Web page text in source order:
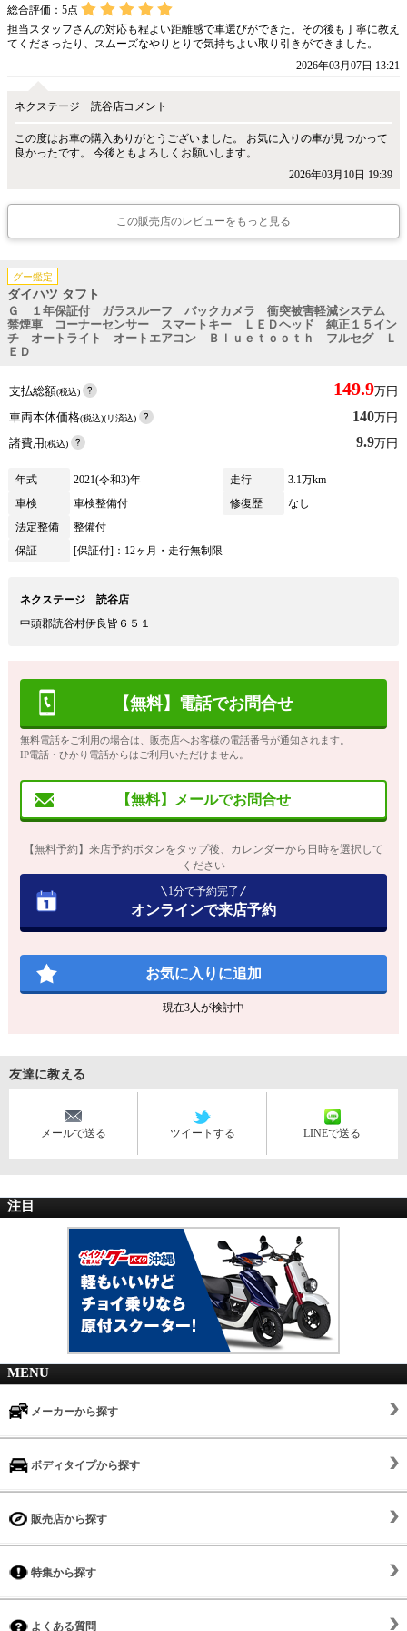
総合評価： 5点
担当スタッフさんの対応も程よい距離感で車選びができた。その後も丁寧に教え
てくださったり、スムーズなやりとりで気持ちよい取り引きができました。
2026年03月07日 13:21
ネクステージ 読谷店コメント
この度はお車の購入ありがとうございました。 お気に入りの車が見つかって
良かったです。 今後ともよろしくお願いします。
2026年03月10日 19:39
この販売店のレビューをもっと見る
グー鑑定
ダイハツ タフト
Ｇ １年保証付 ガラスルーフ バックカメラ 衝突被害軽減システム
禁煙車 コーナーセンサー スマートキー ＬＥＤヘッド 純正１５イン
チ オートライト オートエアコン Ｂｌｕｅｔｏｏｔｈ フルセグ Ｌ
ＥＤ
支払総額(税込) 149.9万円
車両本体価格(税込)(リ済込) 140万円
諸費用(税込) 9.9万円
年式 2021(令和3)年 走行
3.1万km
車検
車検整備付 修復歴
なし
法定整備
整備付
保証
[保証付]：12ヶ月・走行無制限
ネクステージ 読谷店
中頭郡読谷村伊良皆６５１
【無料】電話でお問合せ
無料電話をご利用の場合は、販売店へお客様の電話番号が通知されます。
IP電話・ひかり電話からはご利用いただけません。
【無料】メールでお問合せ
【無料予約】来店予約ボタンをタップ後、カレンダーから日時を選択して
ください
1分で予約完了
オンラインで来店予約
お気に入りに追加
現在3人が検討中
友達に教える
メールで送る ツイートする LINEで送る
注目
MENU
メーカーから探す
ボディタイプから探す
販売店から探す
特集から探す
よくある質問